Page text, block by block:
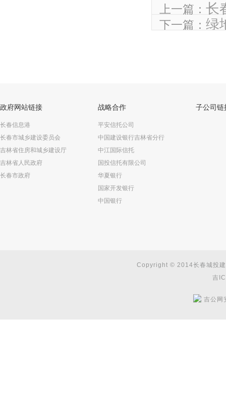
上一篇： 长
下一篇： 绿
政府网站链接
长春信息港
长春市城乡建设委员会
吉林省住房和城乡建设厅
吉林省人民政府
长春市政府
战略合作
平安信托公司
中国建设银行吉林省分行
中江国际信托
国投信托有限公司
华夏银行
国家开发银行
中国银行
子公司链
Copyright © 2014长春城投
吉
吉公